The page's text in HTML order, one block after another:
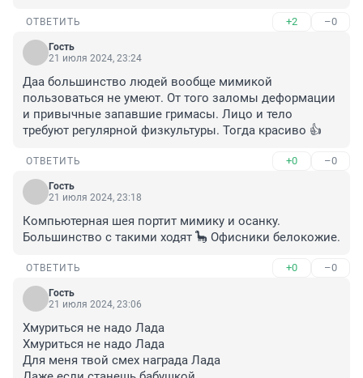
ОТВЕТИТЬ +2 –0
Гость
21 июля 2024, 23:24
Даа большинство людей вообще мимикой
пользоваться не умеют. От того заломы деформации
и привычные запавшие гримасы. Лицо и тело
требуют регулярной физкультуры. Тогда красиво 👍
ОТВЕТИТЬ +0 –0
Гость
21 июля 2024, 23:18
Компьютерная шея портит мимику и осанку.
Большинство с такими ходят 🦕 Офисники белокожие.
ОТВЕТИТЬ +0 –0
Гость
21 июля 2024, 23:06
Хмуриться не надо Лада
Хмуриться не надо Лада
Для меня твой смех награда Лада